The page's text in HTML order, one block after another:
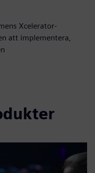
Xcelerator-
att implementera,